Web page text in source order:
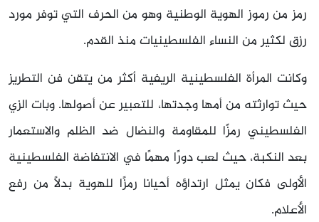
رمز من رموز الهوية الوطنية وهو من الحرف التي توفر مورد
رزق لكثير من النساء الفلسطينيات منذ القدم.
وكانت المرأة الفلسطينية الريفية أكثر من يتقن فن التطريز
حيث توارثته من أمها وجدتها، للتعبير عن أصولها. وبات الزي
الفلسطيني رمزًا للمقاومة والنضال ضد الظلم والاستعمار
بعد النكبة، حيث لعب دورًا مهمًا في الانتفاضة الفلسطينية
الأولى فكان يمثل ارتداؤه أحيانا رمزًا للهوية بدلاً من رفع
الأعلام.